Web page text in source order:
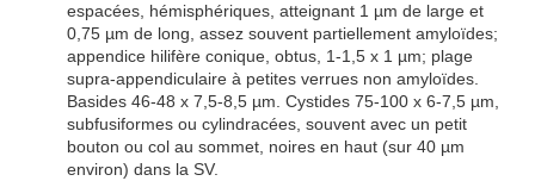
espacées hémisphériques , atteignant 1 µm de large et
0,75 µm de long, assez souvent partiellement amyloïdes;
appendice hilifère conique obtus , 1-1,5 x 1 µm; plage
supra-appendiculaire à petites verrues non amyloïdes
Basides 46-48 x 7,5-8,5 µm. Cystides 75-100 x 6-7,5 µm,
subfusiformes ou cylindracées , souvent avec un petit
bouton ou col au sommet, noires en haut (sur 40 µm
environ) dans la SV.